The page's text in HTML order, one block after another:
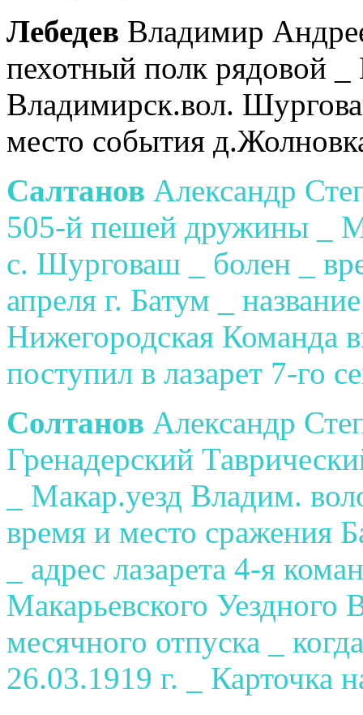
Лебедев Владимир
пехотный полк рядовой
Владимирск.вол.
место события
Салтанов Александр
505-й пешей дружины _
с. Шурговаш _ болен _
апреля г. Батум _
Нижегородская Команда
поступил в лазарет 7-го
Солтанов Александр
Гренадерский
_ Макар.уезд Владим.
время и место сражения
_ адрес лазарета 4-я
Макарьевского Уездного
месячного отпуска _
26.03.1919 г. _ Карточка